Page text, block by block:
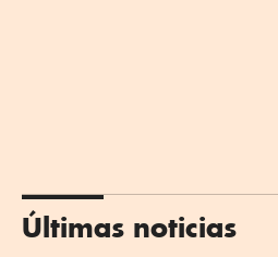
Últimas noticias